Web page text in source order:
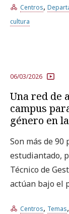
Centros,
cultura
06/03/2026
Una red de
campus
género en
Son más de
estudiantado,
Técnico de
actúan bajo el
Centros, Temas,